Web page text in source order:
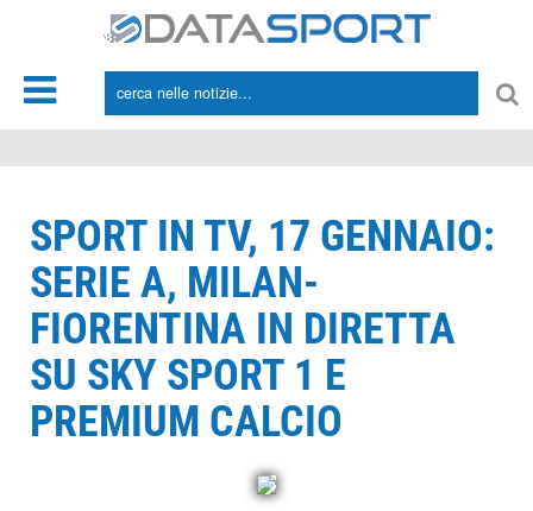
SPORT IN TV, 17 GENNAIO:
SERIE A, MILAN-
FIORENTINA IN DIRETTA
SU SKY SPORT 1 E
PREMIUM CALCIO